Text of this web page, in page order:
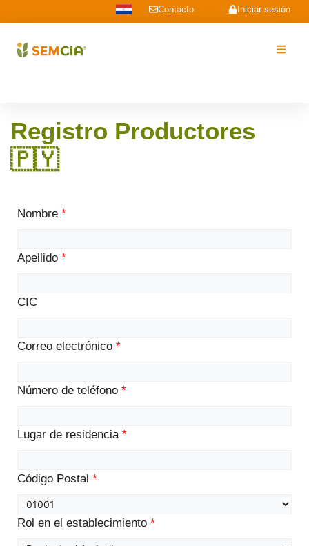
Iniciar sesión
Contacto
Registro Productores
🇵🇾​
Nombre *
Apellido *
CIC
Correo electrónico *
Número de teléfono *
Lugar de residencia *
Código Postal *
Rol en el establecimiento *